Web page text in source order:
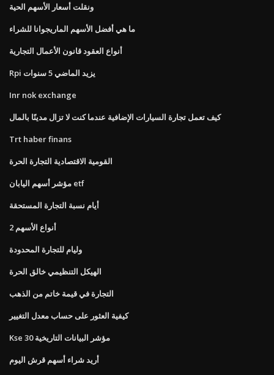
ونقلت أسعار الأسهم الحية
ما هي أفضل الأسهم الماريجوانا للشراء
أنواع العقود قانون الأعمال التجارية
Rpi يزيد الماضي 5 سنوات
Inr nok exchange
كيف تعمل تجارة السيارات الإضافية عندما كنت لا تزال مدينًا بالمال
Trt haber finans
القومية الاقتصادية التجارة الحرة
مؤشر أسهم اليابان etf
أيام نسبة التجارة المستحقة
2 أنواع الأسهم
وليام للتجارة المحدودة
الهيكل التنظيمي خالق الحرة
التجارة في قيمة خاتم من الذهب
كيفية العثور على حساب معدل التغيير
Kse 30 مؤشر البيانات التاريخية
أريد شراء أسهم قرش اليوم